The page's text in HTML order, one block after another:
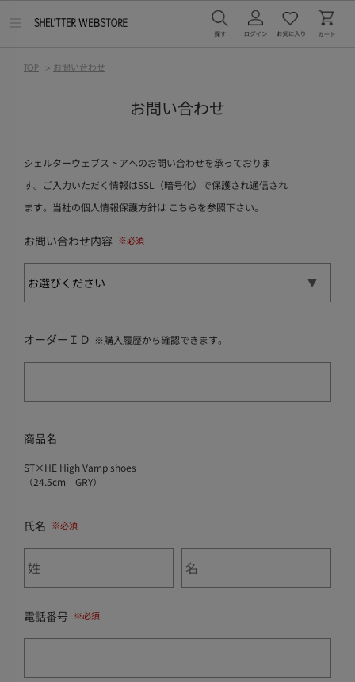
TOP > お問い合わせ
お問い合わせ
シェルターウェブストアへのお問い合わせを承っておりま
す。ご入力いただく情報はSSL（暗号化）で保護され通信され
ます。当社の個人情報保護方針は こちらを参照下さい。
お問い合わせ内容
オーダーＩＤ ※購入履歴から確認できます。
商品名
ST×HE High Vamp shoes
（24.5cm GRY）
氏名
電話番号